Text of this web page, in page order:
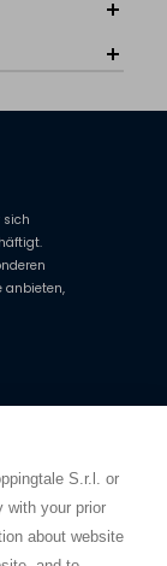
S.r.l. or
with your prior
about website
sich
anbieten,
withfake
even from a